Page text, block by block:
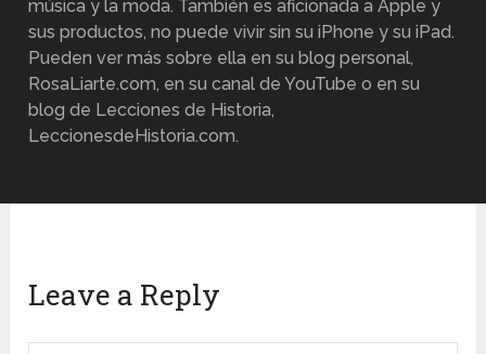
música y la moda. También es aficionada a Apple y
sus productos, no puede vivir sin su iPhone y su iPad.
Pueden ver más sobre ella en su blog personal,
RosaLiarte.com, en su canal de YouTube o en su
blog de Lecciones de Historia,
LeccionesdeHistoria.com.
Leave a Reply